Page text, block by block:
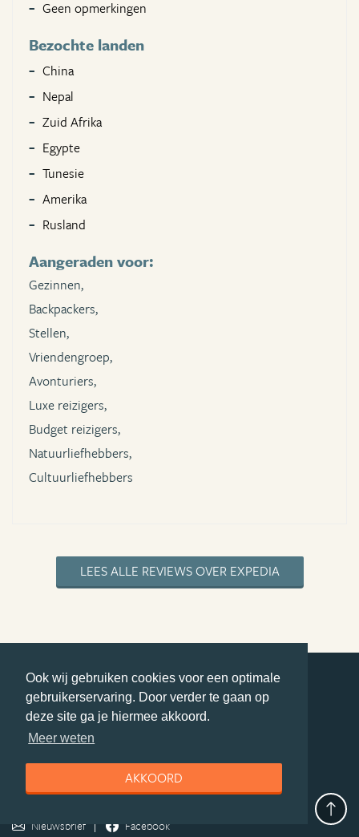
Ook wij gebruiken cookies voor een optimale
gebruikerservaring. Door verder te gaan op
deze site ga je hiermee akkoord.
Meer weten
AKKOORD
Geen opmerkingen
Bezochte landen
China
Nepal
Zuid Afrika
Egypte
Tunesie
Amerika
Rusland
Aangeraden voor:
Gezinnen,
Backpackers,
Stellen,
Vriendengroep,
Avonturiers,
Luxe reizigers,
Budget reizigers,
Natuurliefhebbers,
Cultuurliefhebbers
LEES ALLE REVIEWS OVER EXPEDIA
deel deze pagina
© Getaway Travel
Privacy statement Disclaimer
Nieuwsbrief
Facebook